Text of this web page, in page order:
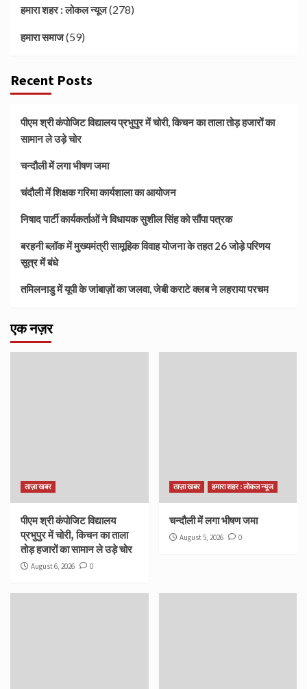
हमारा शहर : लोकल न्यूज(278)
हमारा समाज(59)
Recent Posts
पीएम श्री कंपोजिट विद्यालय प्रभुपुर में चोरी, किचन का ताला तोड़ हजारों का
सामान ले उड़े चोर
चन्दौली में लगा भीषण जमा
चंदौली में शिक्षक गरिमा कार्यशाला का आयोजन
निषाद पार्टी कार्यकर्ताओं ने विधायक सुशील सिंह को सौंपा पत्रक
बरहनी ब्लॉक में मुख्यमंत्री सामूहिक विवाह योजना के तहत 26 जोड़े परिणय
सूत्र में बंधे
तमिलनाडु में यूपी के जांबाज़ों का जलवा, जेबी कराटे क्लब ने लहराया परचम
एक नज़र
ताज़ा खबर
पीएम श्री कंपोजिट विद्यालय
प्रभुपुर में चोरी, किचन का ताला
तोड़ हजारों का सामान ले उड़े चोर
August 6, 2026 0
ताज़ा खबर हमारा शहर : लोकल न्यूज
चन्दौली में लगा भीषण जमा
August 5, 2026 0